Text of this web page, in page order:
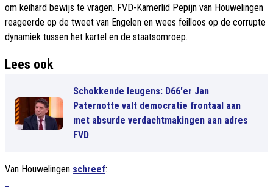
om keihard bewijs te vragen. FVD-Kamerlid Pepijn van Houwelingen
reageerde op de tweet van Engelen en wees feilloos op de corrupte
dynamiek tussen het kartel en de staatsomroep.
Lees ook
Schokkende leugens: D66'er Jan
Paternotte valt democratie frontaal aan
met absurde verdachtmakingen aan adres
FVD
Van Houwelingen schreef: